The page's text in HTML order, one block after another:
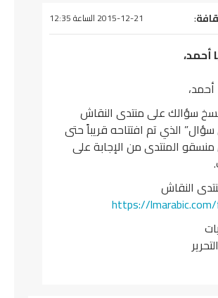
2015-12-21 الساعة 12:35
على منتدى النقاش
الذي تم افتتاحه قريباً حتى
المنتدى من الإجابة على
https://